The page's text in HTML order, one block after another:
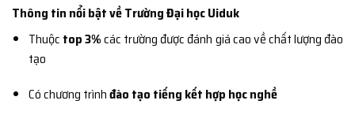
Thông tin nổi bật về Trường Đại học Uiduk
Thuộc top 3%các trường được đánh giá cao về chất lượng đào
tạo
Có chương trìnhđào tạo tiếng kết hợp học nghề